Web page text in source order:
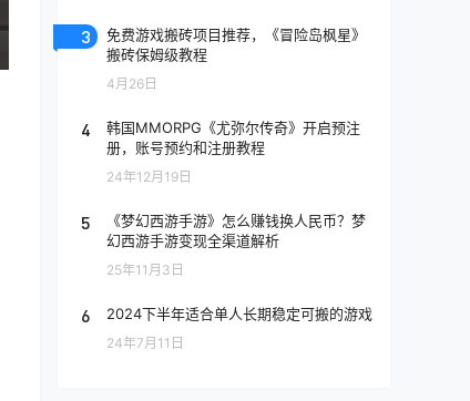
3
免费游戏搬砖项目推荐，《冒险岛枫星》
搬砖保姆级教程
4月26日
4
韩国MMORPG《尤弥尔传奇》开启预注
册，账号预约和注册教程
24年12月19日
5
《梦幻西游手游》怎么赚钱换人民币？梦
幻西游手游变现全渠道解析
25年11月3日
6 2024下半年适合单人长期稳定可搬的游戏
24年7月11日